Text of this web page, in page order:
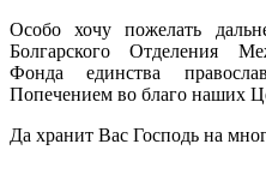
Особо хочу пожелать
Болгарского Отделения
Фонда единства
Попечением во благо наших
Да хранит Вас Господь на